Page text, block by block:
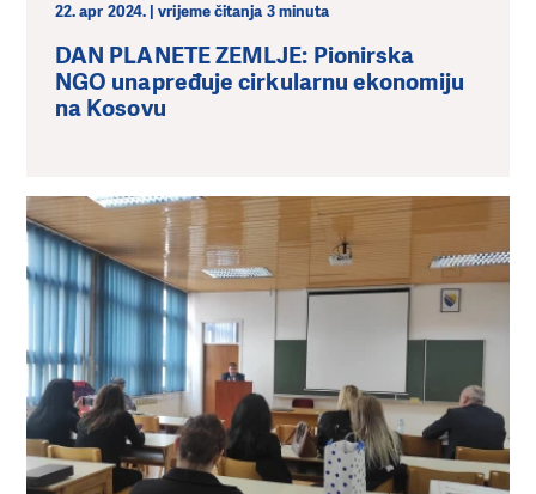
22. apr 2024. | vrijeme čitanja 3 minuta
DAN PLANETE ZEMLJE: Pionirska
NGO unapređuje cirkularnu ekonomiju
na Kosovu